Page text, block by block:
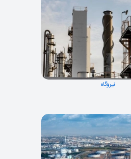
نیروگاه